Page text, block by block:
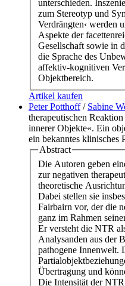
unterschieden.
zum Stereotyp und
Verdrängten‹ werden
Aspekte der
Gesellschaft sowie in
die Sprache des
affektiv-kognitiven
Objektbereich.
Artikel kaufen
Peter Potthoff/ Sabine
therapeutischen
innerer Objekte«. Ein
ein bekanntes klinisches
Abstract
Die Autoren geben
zur negativen
theoretische
Dabei stellen sie
Fairbairn vor, der die
ganz im Rahmen
Er versteht die NTR
Analysanden aus der
pathogene Innenwelt.
Übertragung und
Die Intensität der